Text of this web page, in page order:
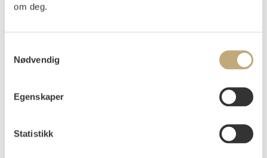
om deg.
Nødvendig
Egenskaper
Statistikk
TilslagNOK